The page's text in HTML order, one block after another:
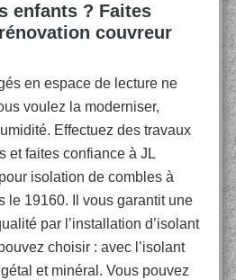
enfants ? Faites
couvreur
en espace de lecture ne
voulez la moderniser,
Effectuez des travaux
et faites confiance à JL
isolation de combles à
le 19160. Il vous garantit une
par l’installation d’isolant
choisir : avec l’isolant
et minéral. Vous pouvez